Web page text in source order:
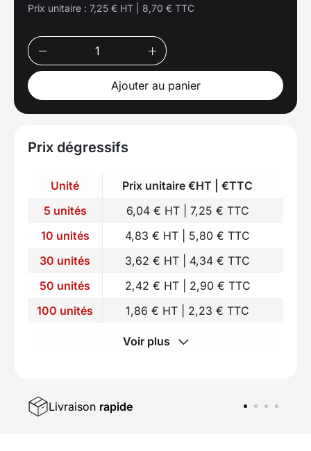
Prix unitaire : 7,25 € HT 8,70 € TTC
Ajouter au panier
Prix dégressifs
Unité
Prix unitaire €HT | €TTC
5 unités
6,04 € HT | 7,25 € TTC
10 unités
4,83 € HT | 5,80 € TTC
30 unités
3,62 € HT | 4,34 € TTC
50 unités
2,42 € HT | 2,90 € TTC
100 unités
1,86 € HT | 2,23 € TTC
Voir plus
Livraison rapide